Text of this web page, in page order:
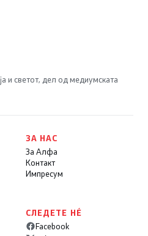
и светот, дел од медиумската
ЗА НАС
За Алфа
Контакт
Импресум
СЛЕДЕТЕ НÉ
Facebook